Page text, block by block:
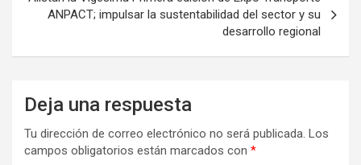
ANPACT; impulsar la sustentabilidad del sector y su
desarrollo regional
Deja una respuesta
Tu dirección de correo electrónico no será publicada. Los
campos obligatorios están marcados con *